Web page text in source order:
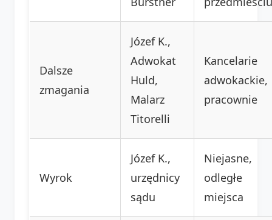
Dalsze
zmagania
Józef K.,
Adwokat
Huld,
Malarz
Titorelli
Kancelarie
adwokackie,
pracownie
Wyrok
Józef K.,
urzędnicy
sądu
Niejasne,
odległe
miejsca